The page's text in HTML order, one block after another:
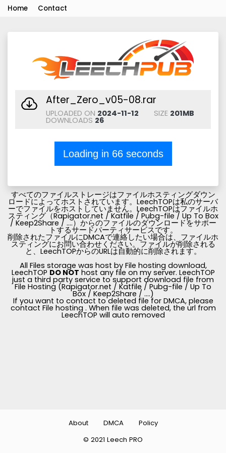
Home Contact
After_Zero_v05-08.rar
UPLOADED ON 2024-11-12 SIZE 201MB
DOWNLOADS 26
Loading in 66seconds
すべてのファイルストレージはファイルホスティングダウン
ロードによってホストされています。LeechTOPは私のサーバ
ーでファイルをホストしていません。LeechTOPはファイルホ
スティング（Rapigator.net / Katfile / Pubg-file / Up To Box
/ Keep2Share / ....）からのファイルのダウンロードをサポー
トするサードパーティサービスです。
削除されたファイルにDMCAで連絡したい場合は、ファイルホ
スティングにお問い合わせください。ファイルが削除される
と、LeechTOPからのURLは自動的に削除されます。
All Files storage was host by File hosting download,
LeechTOP DO NOT host any file on my server. LeechTOP
just a third party service to support download file from
File Hosting (Rapigator.net / Katfile / Pubg-file / Up To
Box / Keep2Share / ....)
If you want to contact to deleted file for DMCA, please
contact File hosting . When file was deleted, the url from
LeechTOP will auto removed
© 2021 Leech PRO
About DMCA Policy